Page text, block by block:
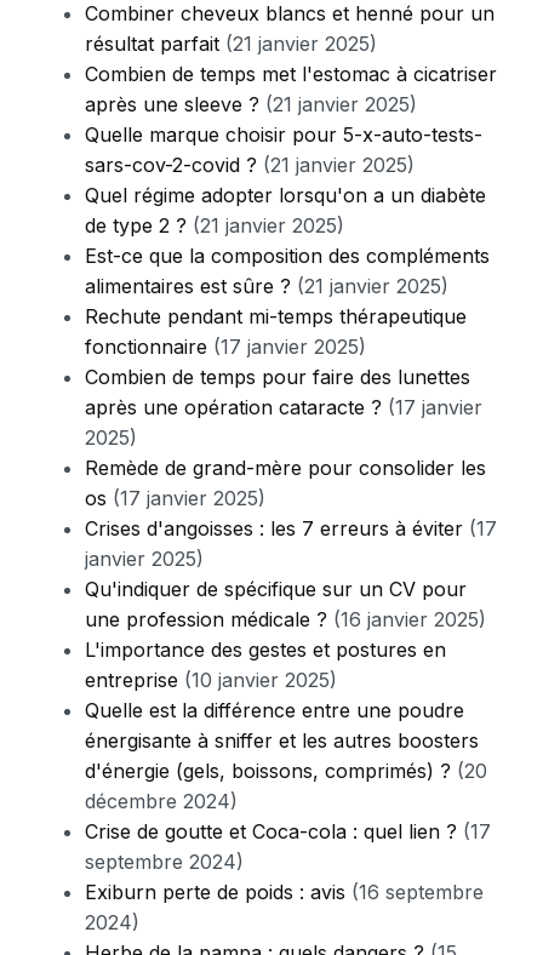
Combiner cheveux blancs et henné pour un
résultat parfait (21 janvier 2025)
Combien de temps met l'estomac à cicatriser
après une sleeve ? (21 janvier 2025)
Quelle marque choisir pour 5-x-auto-tests-
sars-cov-2-covid ? (21 janvier 2025)
Quel régime adopter lorsqu'on a un diabète
de type 2 ? (21 janvier 2025)
Est-ce que la composition des compléments
alimentaires est sûre ? (21 janvier 2025)
Rechute pendant mi-temps thérapeutique
fonctionnaire (17 janvier 2025)
Combien de temps pour faire des lunettes
après une opération cataracte ? (17 janvier
2025)
Remède de grand-mère pour consolider les
os (17 janvier 2025)
Crises d'angoisses : les 7 erreurs à éviter (17
janvier 2025)
Qu'indiquer de spécifique sur un CV pour
une profession médicale ? (16 janvier 2025)
L'importance des gestes et postures en
entreprise (10 janvier 2025)
Quelle est la différence entre une poudre
énergisante à sniffer et les autres boosters
d'énergie (gels, boissons, comprimés) ? (20
décembre 2024)
Crise de goutte et Coca-cola : quel lien ? (17
septembre 2024)
Exiburn perte de poids : avis (16 septembre
2024)